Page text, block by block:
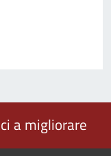
a migliorare